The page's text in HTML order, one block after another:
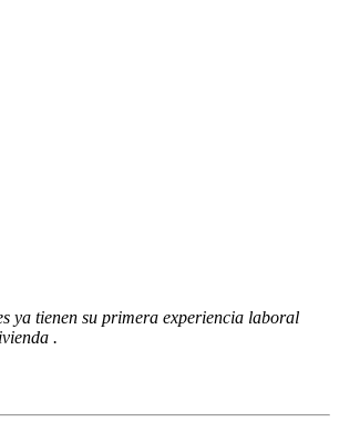
ya tienen su primera experiencia laboral
.